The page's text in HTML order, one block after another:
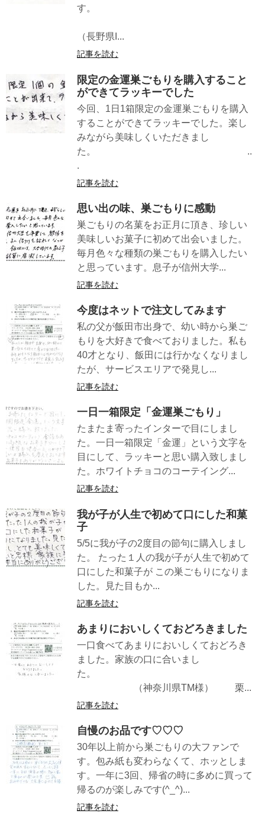
す。
（長野県I...
記事を読む
限定の金運巣ごもりを購入すること
ができてラッキーでした
今回、1日1箱限定の金運巣ごもりを購入
することができてラッキーでした。楽し
みながら美味しくいただきまし
た。 ..
.
記事を読む
思い出の味、巣ごもりに感動
巣ごもりの名菓をお正月に頂き、珍しい
美味しいお菓子に初めて出会いました。
毎月色々な種類の巣ごもりを購入したい
と思っています。息子が信州大学...
記事を読む
今度はネットで注文してみます
私の父が飯田市出身で、幼い時から巣ご
もりを大好きで食べておりました。私も
40才となり、飯田には行かなくなりまし
たが、サービスエリアで発見し...
記事を読む
一日一箱限定「金運巣ごもり」
たまたま寄ったインターで目にしまし
た。一日一箱限定「金運」という文字を
目にして、ラッキーと思い購入致しまし
た。ホワイトチョコのコーテイング...
記事を読む
我が子が人生で初めて口にした和菓
子
5/5に我が子の2度目の節句に購入しまし
た。 たった１人の我が子が人生で初めて
口にした和菓子が この巣ごもりになりま
した。見た目もか...
記事を読む
あまりにおいしくておどろきました
一口食べてあまりにおいしくておどろき
ました。家族の口に合いまし
た。
（神奈川県TM様） 栗...
記事を読む
自慢のお品です♡♡♡
30年以上前から巣ごもりの大ファンで
す。包み紙も変わらなくて、ホッとしま
す。一年に3回、帰省の時に多めに買って
帰るのが楽しみです(^_^)...
記事を読む